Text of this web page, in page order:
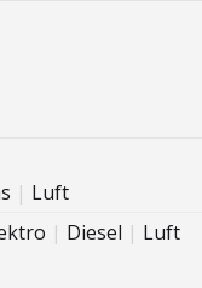
| Luft
| Diesel | Luft